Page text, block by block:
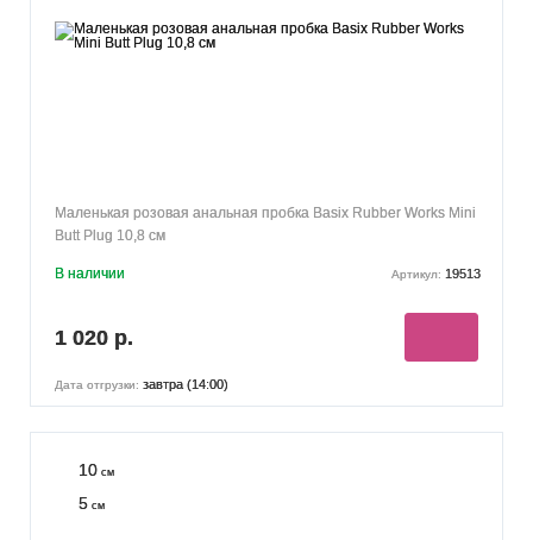
Маленькая розовая анальная пробка Basix Rubber Works Mini
Butt Plug 10,8 см
В наличии Артикул: 19513
1 020 р.
Дата отгрузки: завтра (14:00)
10 см
5 см